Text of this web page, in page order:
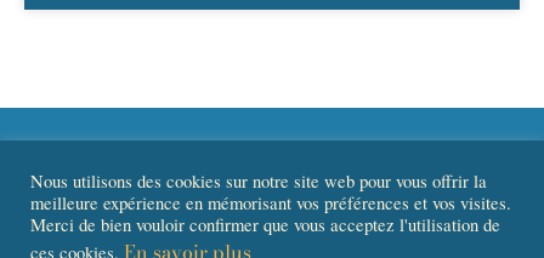
Nous utilisons des cookies sur notre site web pour vous offrir la
meilleure expérience en mémorisant vos préférences et vos visites.
Merci de bien vouloir confirmer que vous acceptez l'utilisation de
ces cookies. En savoir plus